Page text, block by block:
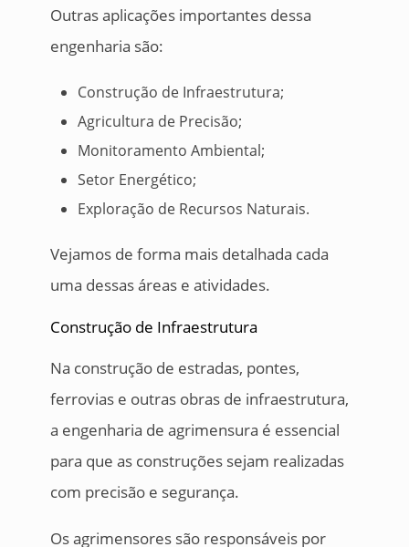
Outras aplicações importantes dessa
engenharia são:
Construção de Infraestrutura;
Agricultura de Precisão;
Monitoramento Ambiental;
Setor Energético;
Exploração de Recursos Naturais.
Vejamos de forma mais detalhada cada
uma dessas áreas e atividades.
Construção de Infraestrutura
Na construção de estradas, pontes,
ferrovias e outras obras de infraestrutura,
a engenharia de agrimensura é essencial
para que as construções sejam realizadas
com precisão e segurança.
Os agrimensores são responsáveis por